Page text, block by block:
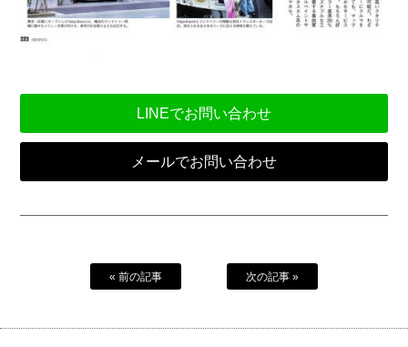
LINEでお問い合わせ
メールでお問い合わせ
« 前の記事 次の記事 »